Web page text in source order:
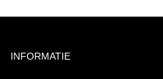
INFORMATIE